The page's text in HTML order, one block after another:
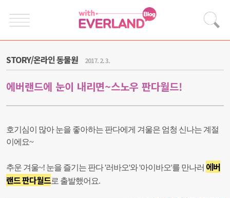
STORY/온라인 동물원 2017. 2. 3.
에버랜드에 눈이 내리면~스노우 판다월드!
호기심이 많아 눈을 좋아하는 판다에게 겨울은 엄청 신나는 계절
이에요~
추운 겨울~! 눈을 즐기는 판다 '러바오'와 '아이바오'를 만나러 에버
랜드 판다월드로 출발했어요.